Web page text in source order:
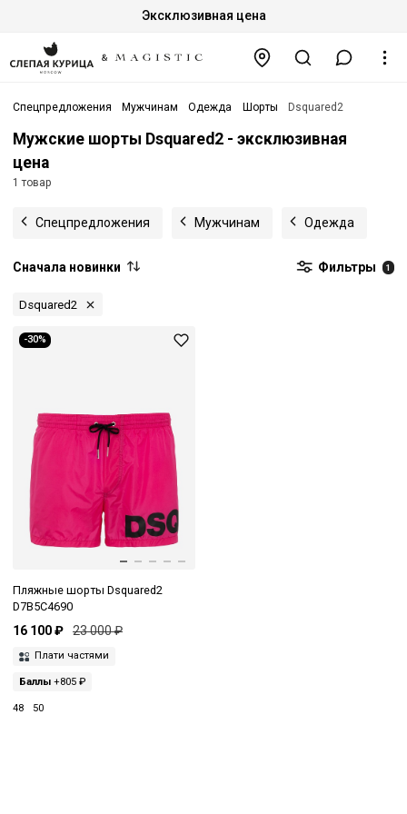
Эксклюзивная цена
Спецпредложения Мужчинам Одежда Шорты Dsquared2
Мужские шорты Dsquared2 - эксклюзивная
цена
1 товар
Спецпредложения Мужчинам Одежда
Сначала новинки Фильтры 1
Dsquared2
-30%
Пляжные шорты Dsquared2
D7B5C4690
16 100 ₽ 23 000 ₽
Плати частями
Баллы +805 ₽
48 50